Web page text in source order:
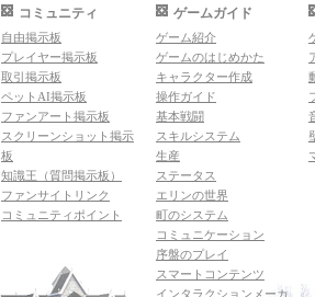
コミュニティ
自由掲示板
プレイヤー掲示板
取引掲示板
ペットAI掲示板
ファンアート掲示板
スクリーンショット掲示
板
知識王（質問掲示板）
ファンサイトリンク
コミュニティポイント
ゲームガイド
ゲーム紹介
ゲームのはじめかた
キャラクター作成
操作ガイド
基本戦闘
スキルシステム
生産
ステータス
エリンの世界
町のシステム
コミュニケーション
序盤のプレイ
スマートコンテンツ
インタラクションメーカ